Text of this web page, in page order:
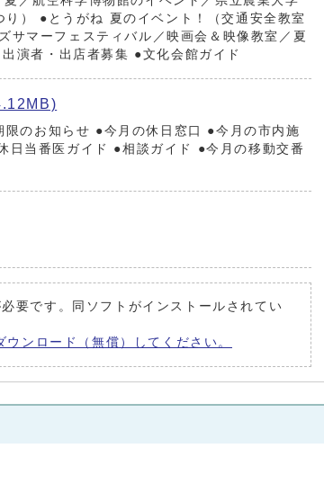
） ●とうがね 夏のイベント！（交通安全教室
サマーフェスティバル／映画会＆映像教室／夏
演者・出店者募集 ●文化会館ガイド
のお知らせ ●今月の休日窓口 ●今月の市内施
当番医ガイド ●相談ガイド ●今月の移動交番
要です。同ソフトがインストールされてい
ンロード（無償）してください。